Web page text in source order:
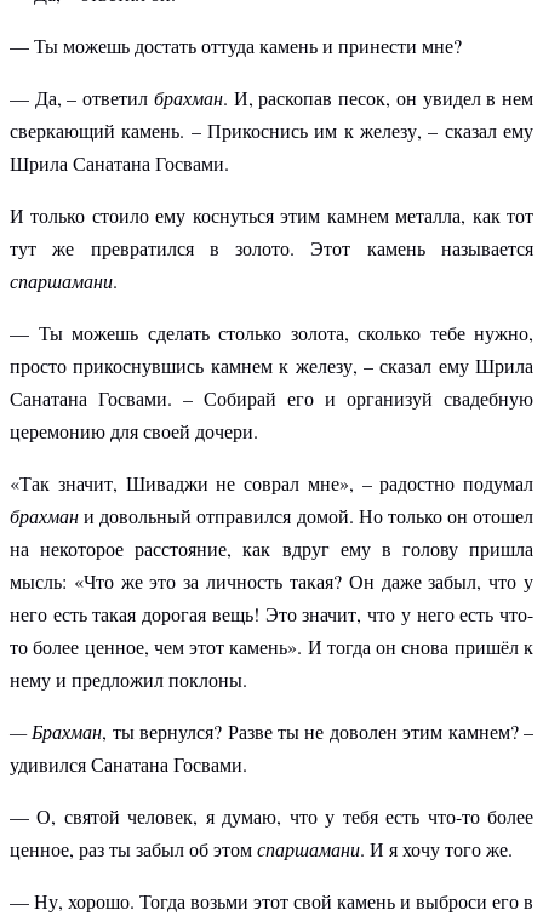
— Ты можешь достать оттуда камень и принести мне?
— Да, – ответил брахман. И, раскопав песок, он увидел в нем
сверкающий камень. – Прикоснись им к железу, – сказал ему
Шрила Санатана Госвами.
И только стоило ему коснуться этим камнем металла, как тот
тут же превратился в золото. Этот камень называется
спаршамани.
— Ты можешь сделать столько золота, сколько тебе нужно,
просто прикоснувшись камнем к железу, – сказал ему Шрила
Санатана Госвами. – Собирай его и организуй свадебную
церемонию для своей дочери.
«Так значит, Шиваджи не соврал мне», – радостно подумал
брахмани довольный отправился домой. Но только он отошел
на некоторое расстояние, как вдруг ему в голову пришла
мысль: «Что же это за личность такая? Он даже забыл, что у
него есть такая дорогая вещь! Это значит, что у него есть что-
то более ценное, чем этот камень». И тогда он снова пришёл к
нему и предложил поклоны.
— Брахман, ты вернулся? Разве ты не доволен этим камнем? –
удивился Санатана Госвами.
— О, святой человек, я думаю, что у тебя есть что-то более
ценное, раз ты забыл об этомспаршамани. И я хочу того же.
— Ну, хорошо. Тогда возьми этот свой камень и выброси его в